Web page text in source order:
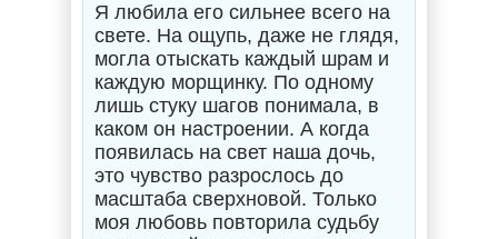
Я любила его сильнее всего на
свете. На ощупь, даже не глядя,
могла отыскать каждый шрам и
каждую морщинку. По одному
лишь стуку шагов понимала, в
каком он настроении. А когда
появилась на свет наша дочь,
это чувство разрослось до
масштаба сверхновой. Только
моя любовь повторила судьбу